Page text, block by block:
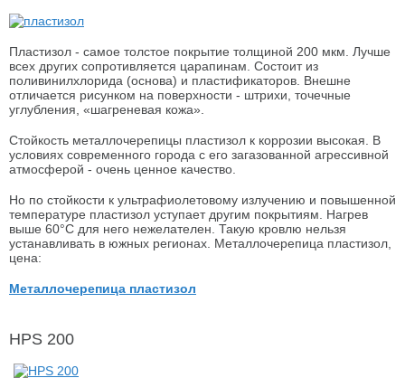
Пластизол - самое толстое покрытие толщиной 200 мкм. Лучше
всех других сопротивляется царапинам. Состоит из
поливинилхлорида (основа) и пластификаторов. Внешне
отличается рисунком на поверхности - штрихи, точечные
углубления, «шагреневая кожа».
Стойкость металлочерепицы пластизол к коррозии высокая. В
условиях современного города с его загазованной агрессивной
атмосферой - очень ценное качество.
Но по стойкости к ультрафиолетовому излучению и повышенной
температуре пластизол уступает другим покрытиям. Нагрев
выше 60°С для него нежелателен. Такую кровлю нельзя
устанавливать в южных регионах. Металлочерепица пластизол,
цена:
Металлочерепица пластизол
HPS 200